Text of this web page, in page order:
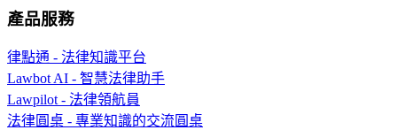
產品服務
律點通 - 法律知識平台
Lawbot AI - 智慧法律助手
Lawpilot - 法律領航員
法律圓桌 - 專業知識的交流圓桌